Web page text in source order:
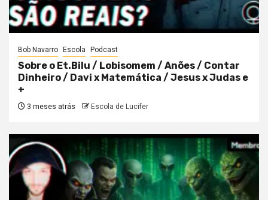
Bob Navarro Escola Podcast
Sobre o Et.Bilu / Lobisomem / Anões / Contar
Dinheiro / Davi x Matemática / Jesus x Judas e
+
3 meses atrás Escola de Lucifer